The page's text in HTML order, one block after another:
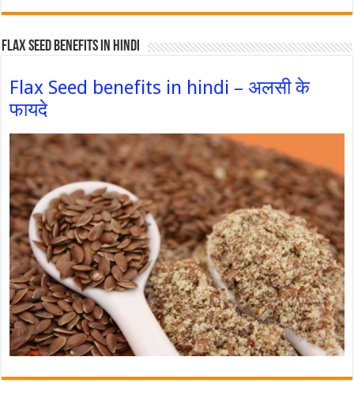
Flax Seed Benefits in hindi
Flax Seed benefits in hindi – अलसी के
फायदे